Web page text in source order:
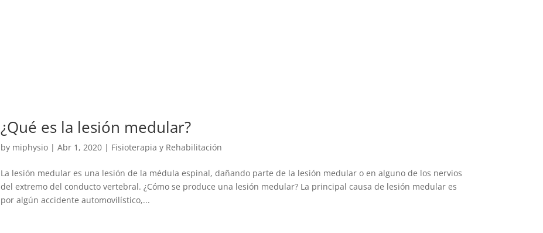
¿Qué es la lesión medular?
by miphysio| Abr 1, 2020| Fisioterapia y Rehabilitación
La lesión medular es una lesión de la médula espinal, dañando parte de la lesión medular o en alguno de los nervios
del extremo del conducto vertebral. ¿Cómo se produce una lesión medular? La principal causa de lesión medular es
por algún accidente automovilístico,...